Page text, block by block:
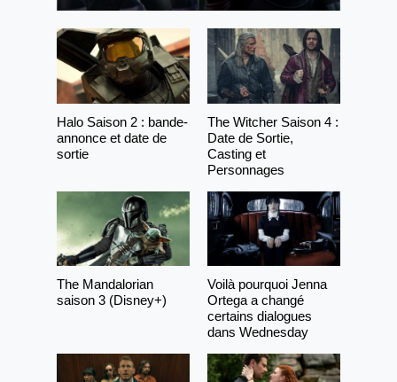
Halo Saison 2 : bande-
annonce et date de
sortie
The Witcher Saison 4 :
Date de Sortie,
Casting et
Personnages
The Mandalorian
saison 3 (Disney+)
Voilà pourquoi Jenna
Ortega a changé
certains dialogues
dans Wednesday